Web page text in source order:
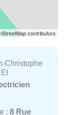
contributors
Christophe
: 8 Rue